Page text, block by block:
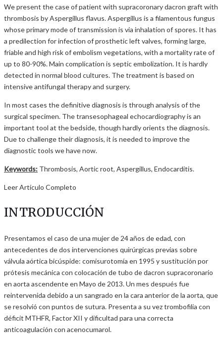
We present the case of patient with supracoronary dacron graft with
thrombosis by Aspergillus flavus. Aspergillus is a filamentous fungus
whose primary mode of transmission is via inhalation of spores. It has
a predilection for infection of prosthetic left valves, forming large,
friable and high risk of embolism vegetations, with a mortality rate of
up to 80-90%. Main complication is septic embolization. It is hardly
detected in normal blood cultures. The treatment is based on
intensive antifungal therapy and surgery.
In most cases the definitive diagnosis is through analysis of the
surgical specimen. The transesophageal echocardiography is an
important tool at the bedside, though hardly orients the diagnosis.
Due to challenge their diagnosis, it is needed to improve the
diagnostic tools we have now.
Keywords: Thrombosis, Aortic root, Aspergillus, Endocarditis.
Leer Artículo Completo
INTRODUCCIÓN
Presentamos el caso de una mujer de 24 años de edad, con
antecedentes de dos intervenciones quirúrgicas previas sobre
válvula aórtica bicúspide: comisurotomía en 1995 y sustitución por
prótesis mecánica con colocación de tubo de dacron supracoronario
en aorta ascendente en Mayo de 2013. Un mes después fue
reintervenida debido a un sangrado en la cara anterior de la aorta, que
se resolvió con puntos de sutura. Presenta a su vez trombofilia con
déficit MTHFR, Factor XII y dificultad para una correcta
anticoagulación con acenocumarol.